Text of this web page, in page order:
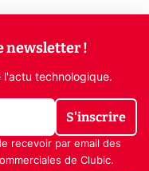
newsletter !
l'actu technologique.
S'inscrire
recevoir par email des
de Clubic.